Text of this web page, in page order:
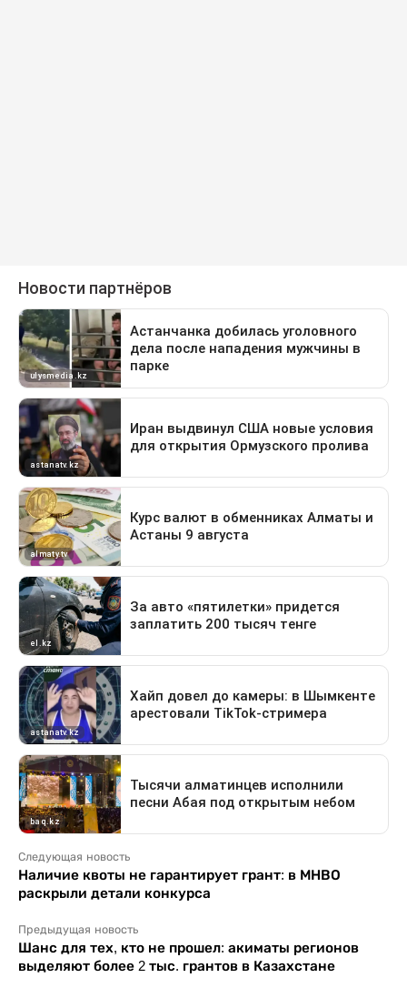
Следующая новость
Наличие квоты не гарантирует грант: в МНВО
раскрыли детали конкурса
Предыдущая новость
Шанс для тех, кто не прошел: акиматы регионов
выделяют более 2 тыс. грантов в Казахстане